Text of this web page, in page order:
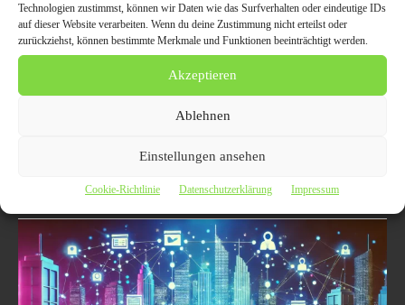
Technologien zustimmst, können wir Daten wie das Surfverhalten oder eindeutige IDs
auf dieser Website verarbeiten. Wenn du deine Zustimmung nicht erteilst oder
zurückziehst, können bestimmte Merkmale und Funktionen beeinträchtigt werden.
Akzeptieren
Ablehnen
Einstellungen ansehen
Cookie-Richtlinie Datenschutzerklärung Impressum
Backlink-Service für Anfänger – Wie
Sie Ihre Website für die
Suchmaschinen optimieren
7. März 2025
und zeigt, wie einfach es sein kann, durch gezielten Linkaufbau die
Grundlagen des Backlink-Baus und wie Sie die richtigen Partner finden.